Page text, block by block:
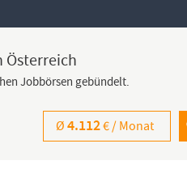
Österreich
Jobbörsen gebündelt.
Ø4.112€ / Monat